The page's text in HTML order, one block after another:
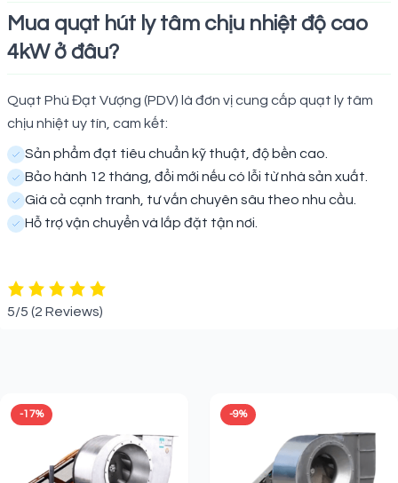
Mua quạt hút ly tâm chịu nhiệt độ cao
4kW ở đâu?
Quạt Phú Đạt Vượng (PDV) là đơn vị cung cấp quạt ly tâm
chịu nhiệt uy tín, cam kết:
Sản phẩm đạt tiêu chuẩn kỹ thuật, độ bền cao.
Bảo hành 12 tháng, đổi mới nếu có lỗi từ nhà sản xuất.
Giá cả cạnh tranh, tư vấn chuyên sâu theo nhu cầu.
Hỗ trợ vận chuyển và lắp đặt tận nơi.
5/5 (2 Reviews)
-17% -9%